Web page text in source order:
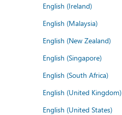
English (Ireland)
English (Malaysia)
English (New Zealand)
English (Singapore)
English (South Africa)
English (United Kingdom)
English (United States)